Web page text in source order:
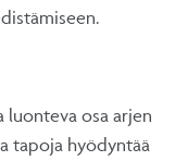
osa arjen
tapoja hyödyntää